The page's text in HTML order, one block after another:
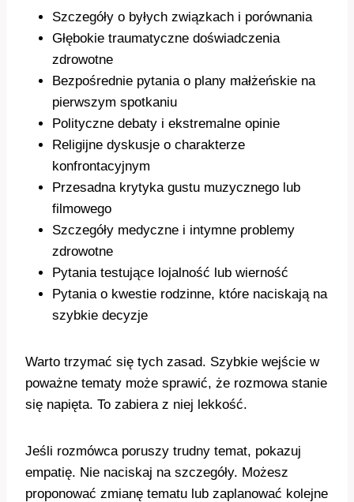
Szczegóły o byłych związkach i porównania
Głębokie traumatyczne doświadczenia
zdrowotne
Bezpośrednie pytania o plany małżeńskie na
pierwszym spotkaniu
Polityczne debaty i ekstremalne opinie
Religijne dyskusje o charakterze
konfrontacyjnym
Przesadna krytyka gustu muzycznego lub
filmowego
Szczegóły medyczne i intymne problemy
zdrowotne
Pytania testujące lojalność lub wierność
Pytania o kwestie rodzinne, które naciskają na
szybkie decyzje
Warto trzymać się tych zasad. Szybkie wejście w
poważne tematy może sprawić, że rozmowa stanie
się napięta. To zabiera z niej lekkość.
Jeśli rozmówca poruszy trudny temat, pokazuj
empatię. Nie naciskaj na szczegóły. Możesz
proponować zmianę tematu lub zaplanować kolejne